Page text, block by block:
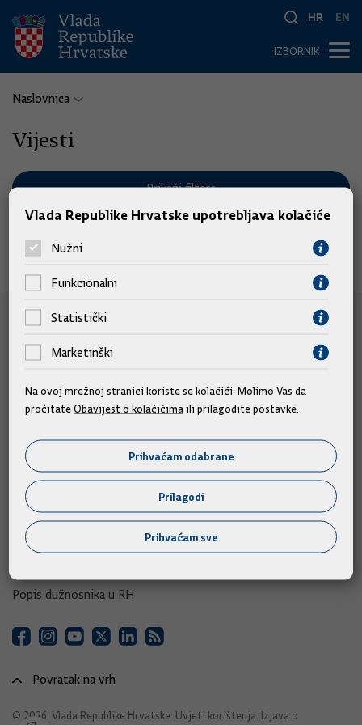
HR EN
IZBORNIK
Naslovnica
Vijesti
Prikaži filtere
Nema pronađenih vijesti.
e-Građani
e-Građani
e-Savjetovanja
Portal otvorenih podataka RH
Izvozni portal
Adresar
Središnji katalog službenih dokumenata RH
Adresar tijela javne vlasti
Popis dužnosnika u RH
Povratak na vrh
© 2026. Vlada Republike Hrvatske. Uvjeti korištenja Izjava o
Vlada Republike Hrvatske upotrebljava kolačiće
Nužni
Funkcionalni
Statistički
Marketinški
Na ovoj mrežnoj stranici koriste se kolačići. Molimo Vas da
pročitateObavijest o kolačićima ili prilagodite postavke.
Prihvaćam odabrane
Prilagodi
Prihvaćam sve